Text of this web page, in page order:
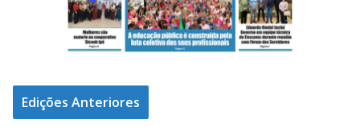
Edições Anteriores